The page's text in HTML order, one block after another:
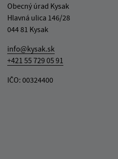
Obecný úrad Kysak
Hlavná ulica 146/28
044 81 Kysak
info@kysak.sk
+421 55 729 05 91
IČO: 00324400